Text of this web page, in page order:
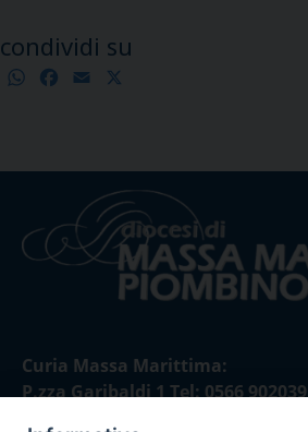
condividi su
WhatsApp
Facebook
Email
Curia Massa Marittima:
P.zza Garibaldi 1 Tel: 0566 902039